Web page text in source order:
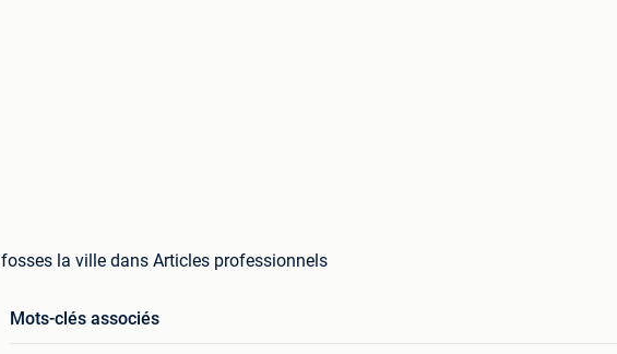
fosses la ville dans Articles professionnels
Mots-clés associés